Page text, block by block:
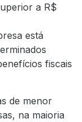
a R$
está
fiscais
de menor
na maioria